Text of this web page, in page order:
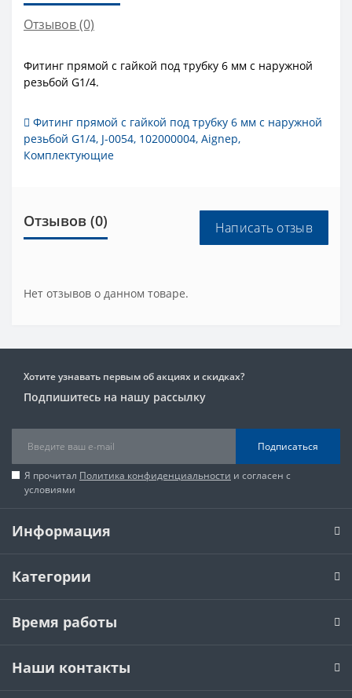
Отзывов (0)
Фитинг прямой с гайкой под трубку 6 мм с наружной
резьбой G1/4.
Фитинг прямой с гайкой под трубку 6 мм с наружной
резьбой G1/4, J-0054, 102000004, Aignep,
Комплектующие
Отзывов (0) Написать отзыв
Нет отзывов о данном товаре.
Хотите узнавать первым об акциях и скидках?
Подпишитесь на нашу рассылку
Подписаться
Я прочитал Политика конфиденциальности и согласен с
условиями
Информация
Категории
Время работы
Наши контакты